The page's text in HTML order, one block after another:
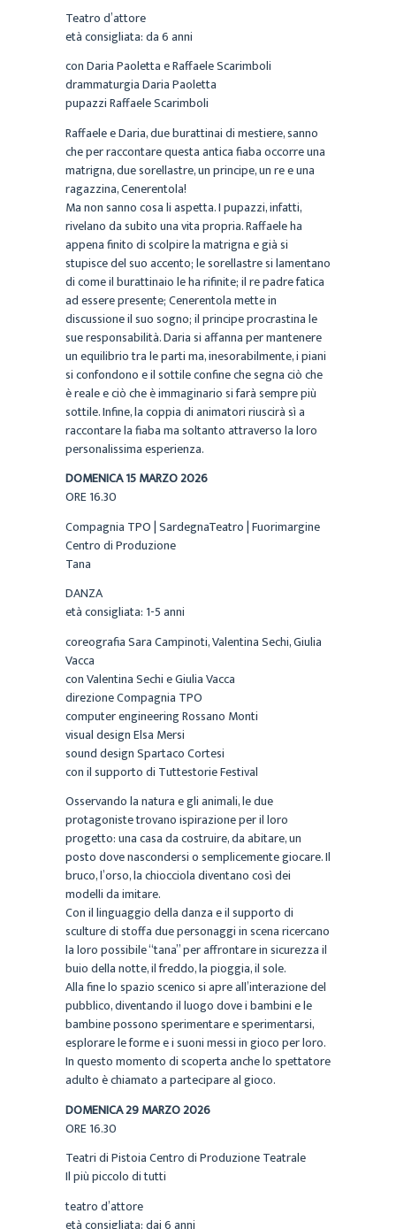
Teatro d’attore
età consigliata: da 6 anni
con Daria Paoletta e Raffaele Scarimboli
drammaturgia Daria Paoletta
pupazzi Raffaele Scarimboli
Raffaele e Daria, due burattinai di mestiere, sanno
che per raccontare questa antica fiaba occorre una
matrigna, due sorellastre, un principe, un re e una
ragazzina, Cenerentola!
Ma non sanno cosa li aspetta. I pupazzi, infatti,
rivelano da subito una vita propria. Raffaele ha
appena finito di scolpire la matrigna e già si
stupisce del suo accento; le sorellastre si lamentano
di come il burattinaio le ha rifinite; il re padre fatica
ad essere presente; Cenerentola mette in
discussione il suo sogno; il principe procrastina le
sue responsabilità. Daria si affanna per mantenere
un equilibrio tra le parti ma, inesorabilmente, i piani
si confondono e il sottile confine che segna ciò che
è reale e ciò che è immaginario si farà sempre più
sottile. Infine, la coppia di animatori riuscirà sì a
raccontare la fiaba ma soltanto attraverso la loro
personalissima esperienza.
DOMENICA 15 MARZO 2026
ORE 16.30
Compagnia TPO | SardegnaTeatro | Fuorimargine
Centro di Produzione
Tana
DANZA
età consigliata: 1-5 anni
coreografia Sara Campinoti, Valentina Sechi, Giulia
Vacca
con Valentina Sechi e Giulia Vacca
direzione Compagnia TPO
computer engineering Rossano Monti
visual design Elsa Mersi
sound design Spartaco Cortesi
con il supporto di Tuttestorie Festival
Osservando la natura e gli animali, le due
protagoniste trovano ispirazione per il loro
progetto: una casa da costruire, da abitare, un
posto dove nascondersi o semplicemente giocare. Il
bruco, l’orso, la chiocciola diventano così dei
modelli da imitare.
Con il linguaggio della danza e il supporto di
sculture di stoffa due personaggi in scena ricercano
la loro possibile “tana” per affrontare in sicurezza il
buio della notte, il freddo, la pioggia, il sole.
Alla fine lo spazio scenico si apre all’interazione del
pubblico, diventando il luogo dove i bambini e le
bambine possono sperimentare e sperimentarsi,
esplorare le forme e i suoni messi in gioco per loro.
In questo momento di scoperta anche lo spettatore
adulto è chiamato a partecipare al gioco.
DOMENICA 29 MARZO 2026
ORE 16.30
Teatri di Pistoia Centro di Produzione Teatrale
Il più piccolo di tutti
teatro d’attore
età consigliata: dai 6 anni